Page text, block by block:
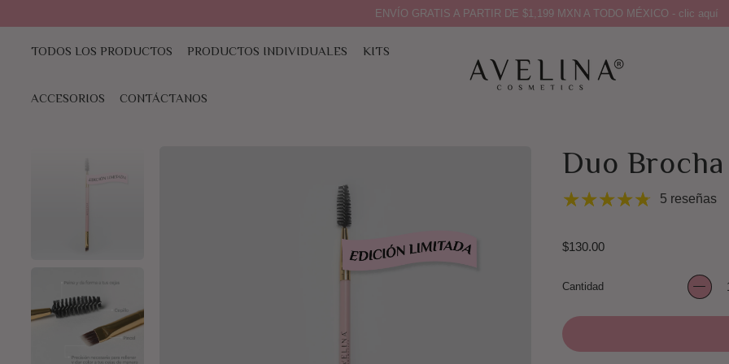
ENVÍO GRATIS A PARTIR DE $1,199 MXN A TODO MÉXICO - clic aquí
TODOS LOS PRODUCTOS PRODUCTOS INDIVIDUALES KITS
ACCESORIOS CONTÁCTANOS
Duo Brocha
5 reseñas
Precio habitual
$130.00
Cantidad